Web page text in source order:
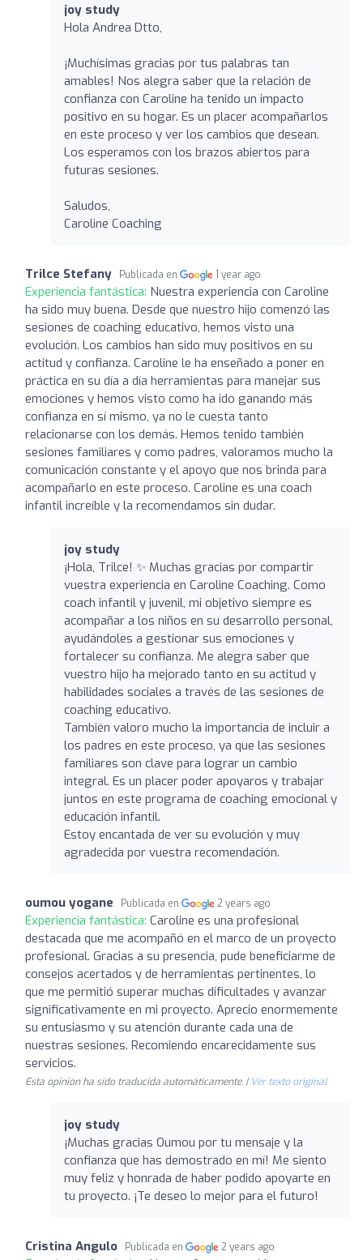
joy study
Hola Andrea Dtto,
¡Muchísimas gracias por tus palabras tan
amables! Nos alegra saber que la relación de
confianza con Caroline ha tenido un impacto
positivo en su hogar. Es un placer acompañarlos
en este proceso y ver los cambios que desean.
Los esperamos con los brazos abiertos para
futuras sesiones.
Saludos,
Caroline Coaching
Trilce Stefany Publicada en 1 year ago
Experiencia fantástica: Nuestra experiencia con Caroline
ha sido muy buena. Desde que nuestro hijo comenzó las
sesiones de coaching educativo, hemos visto una
evolución. Los cambios han sido muy positivos en su
actitud y confianza. Caroline le ha enseñado a poner en
práctica en su día a día herramientas para manejar sus
emociones y hemos visto como ha ido ganando más
confianza en sí mismo, ya no le cuesta tanto
relacionarse con los demás. Hemos tenido también
sesiones familiares y como padres, valoramos mucho la
comunicación constante y el apoyo que nos brinda para
acompañarlo en este proceso. Caroline es una coach
infantil increíble y la recomendamos sin dudar.
joy study
¡Hola, Trilce! ✨ Muchas gracias por compartir
vuestra experiencia en Caroline Coaching. Como
coach infantil y juvenil, mi objetivo siempre es
acompañar a los niños en su desarrollo personal,
ayudándoles a gestionar sus emociones y
fortalecer su confianza. Me alegra saber que
vuestro hijo ha mejorado tanto en su actitud y
habilidades sociales a través de las sesiones de
coaching educativo.
También valoro mucho la importancia de incluir a
los padres en este proceso, ya que las sesiones
familiares son clave para lograr un cambio
integral. Es un placer poder apoyaros y trabajar
juntos en este programa de coaching emocional y
educación infantil.
Estoy encantada de ver su evolución y muy
agradecida por vuestra recomendación.
oumou yogane Publicada en 2 years ago
Experiencia fantástica: Caroline es una profesional
destacada que me acompañó en el marco de un proyecto
profesional. Gracias a su presencia, pude beneficiarme de
consejos acertados y de herramientas pertinentes, lo
que me permitió superar muchas dificultades y avanzar
significativamente en mi proyecto. Aprecio enormemente
su entusiasmo y su atención durante cada una de
nuestras sesiones. Recomiendo encarecidamente sus
servicios.
Esta opinión ha sido traducida automáticamente. | Ver texto original
joy study
¡Muchas gracias Oumou por tu mensaje y la
confianza que has demostrado en mí! Me siento
muy feliz y honrada de haber podido apoyarte en
tu proyecto. ¡Te deseo lo mejor para el futuro!
Cristina Angulo Publicada en 2 years ago